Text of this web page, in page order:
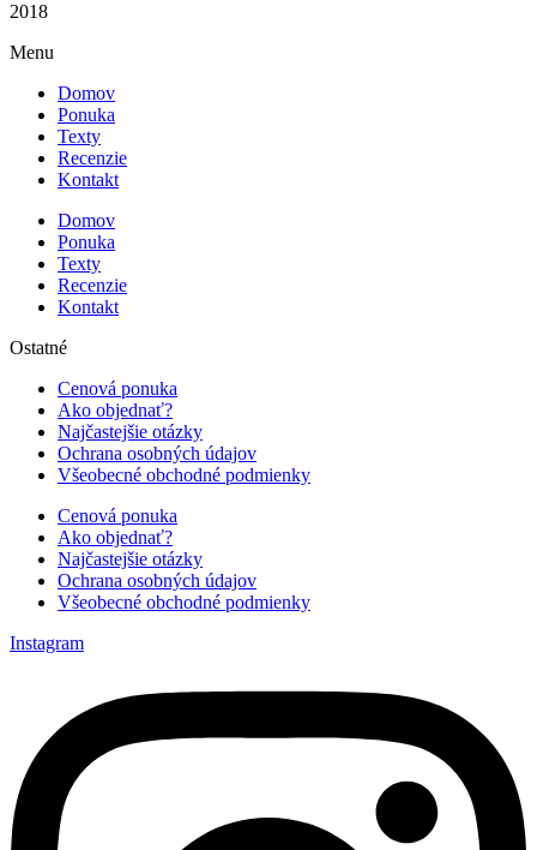
2018
Menu
Domov
Ponuka
Texty
Recenzie
Kontakt
Domov
Ponuka
Texty
Recenzie
Kontakt
Ostatné
Cenová ponuka
Ako objednať?
Najčastejšie otázky
Ochrana osobných údajov
Všeobecné obchodné podmienky
Cenová ponuka
Ako objednať?
Najčastejšie otázky
Ochrana osobných údajov
Všeobecné obchodné podmienky
Instagram